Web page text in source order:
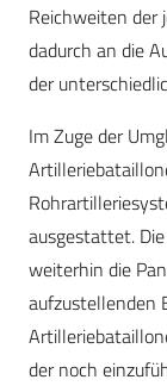
Reichweiten der
dadurch an die
der
Im Zuge der
ausgestattet.
weiterhin die
aufzustellenden
der noch